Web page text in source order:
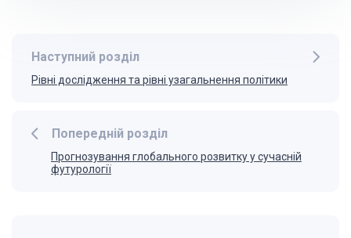
Попередній розділ
Прогнозування глобального розвитку у сучасній
футурології
Наступний розділ
Рівні дослідження та рівні узагальнення політики